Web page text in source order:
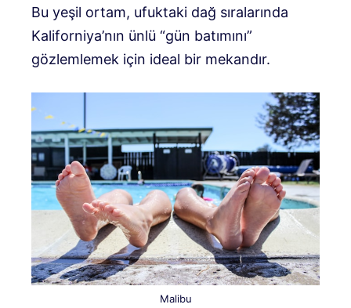
Bu yeşil ortam, ufuktaki dağ sıralarında
Kaliforniya’nın ünlü “gün batımını”
gözlemlemek için ideal bir mekandır.
Malibu